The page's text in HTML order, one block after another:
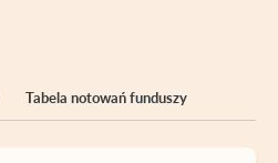
Tabela notowań funduszy